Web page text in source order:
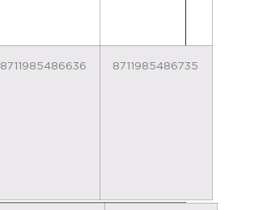
8711985486636 8711985486735